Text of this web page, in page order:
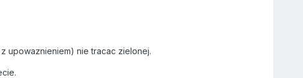
upowaznieniem) nie tracac zielonej.